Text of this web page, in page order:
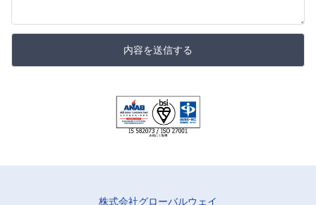
内容を送信する
株式会社グローバルウェイ